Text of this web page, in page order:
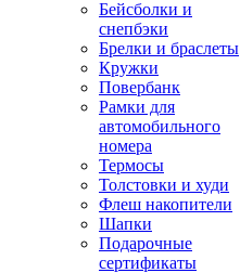
Бейсболки и
снепбэки
Брелки и браслеты
Кружки
Повербанк
Рамки для
автомобильного
номера
Термосы
Толстовки и худи
Флеш накопители
Шапки
Подарочные
сертификаты